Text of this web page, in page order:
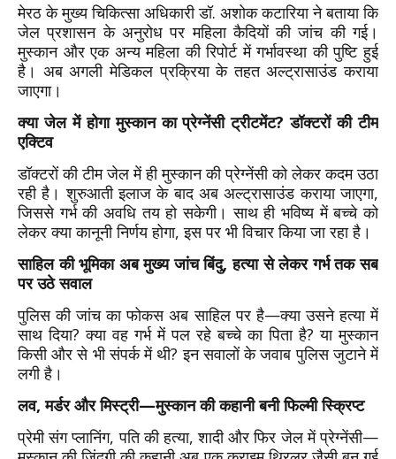
मेरठ के मुख्य चिकित्सा अधिकारी डॉ. अशोक कटारिया ने बताया कि
जेल प्रशासन के अनुरोध पर महिला कैदियों की जांच की गई।
मुस्कान और एक अन्य महिला की रिपोर्ट में गर्भावस्था की पुष्टि हुई
है। अब अगली मेडिकल प्रक्रिया के तहत अल्ट्रासाउंड कराया
जाएगा।
क्या जेल में होगा मुस्कान का प्रेग्नेंसी ट्रीटमेंट? डॉक्टरों की टीम
एक्टिव
डॉक्टरों की टीम जेल में ही मुस्कान की प्रेग्नेंसी को लेकर कदम उठा
रही है। शुरुआती इलाज के बाद अब अल्ट्रासाउंड कराया जाएगा,
जिससे गर्भ की अवधि तय हो सकेगी। साथ ही भविष्य में बच्चे को
लेकर क्या कानूनी निर्णय होगा, इस पर भी विचार किया जा रहा है।
साहिल की भूमिका अब मुख्य जांच बिंदु, हत्या से लेकर गर्भ तक सब
पर उठे सवाल
पुलिस की जांच का फोकस अब साहिल पर है—क्या उसने हत्या में
साथ दिया? क्या वह गर्भ में पल रहे बच्चे का पिता है? या मुस्कान
किसी और से भी संपर्क में थी? इन सवालों के जवाब पुलिस जुटाने में
लगी है।
लव, मर्डर और मिस्ट्री—मुस्कान की कहानी बनी फिल्मी स्क्रिप्ट
प्रेमी संग प्लानिंग, पति की हत्या, शादी और फिर जेल में प्रेग्नेंसी—